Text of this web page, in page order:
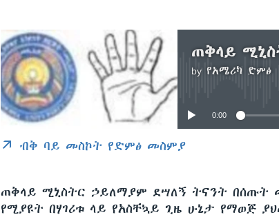
by የአሜሪካ ድምፅ
No media source
0:00
ብቅ ባይ መስኮት የድምፅ መስምያ
ጠቅላይ ሚኒስትር ኃይለማያም ደሣለኝ ትናንት በሰጡት
የሚያዩት በሃገሪቱ ላይ የአስቸኳይ ጊዜ ሁኔታ የማወጅ